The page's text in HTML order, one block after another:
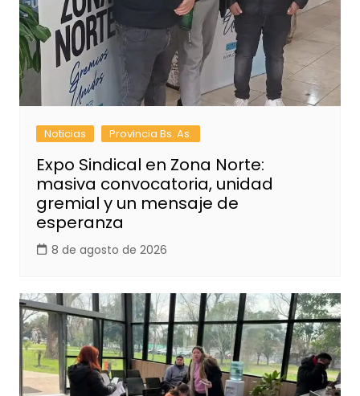
Noticias Provincia Bs. As.
Expo Sindical en Zona Norte:
masiva convocatoria, unidad
gremial y un mensaje de
esperanza
8 de agosto de 2026